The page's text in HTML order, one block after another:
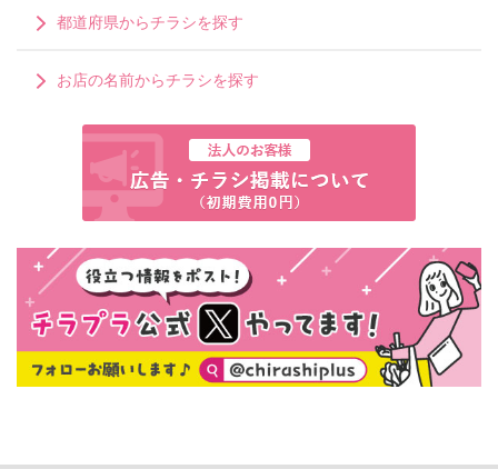
都道府県からチラシを探す
お店の名前からチラシを探す